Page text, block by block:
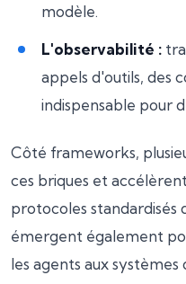
modèle.
L'observabilité :
appels d'outils, des
indispensable pour
Côté frameworks,
ces briques et
protocoles standardisés
émergent également
les agents aux